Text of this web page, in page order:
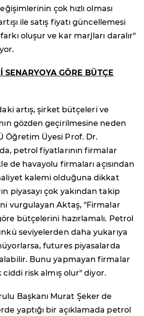
çok hızlı olması
ile satış fiyatı güncellemesi
oluşur ve kar marjları daralır"
SENARYOYA GÖRE BÜTÇE
artış, şirket bütçeleri ve
gözden geçirilmesine neden
Öğretim Üyesi Prof. Dr.
petrol fiyatlarının firmalar
de havayolu firmaları açısından
kalemi olduğuna dikkat
piyasayı çok yakından takip
vurgulayan Aktaş, "Firmalar
bütçelerini hazırlamalı. Petrol
seviyelerden daha yukarıya
futures piyasalarda
Bunu yapmayan firmalar
risk almış olur" diyor.
Başkanı Murat Şeker de
yaptığı bir açıklamada petrol